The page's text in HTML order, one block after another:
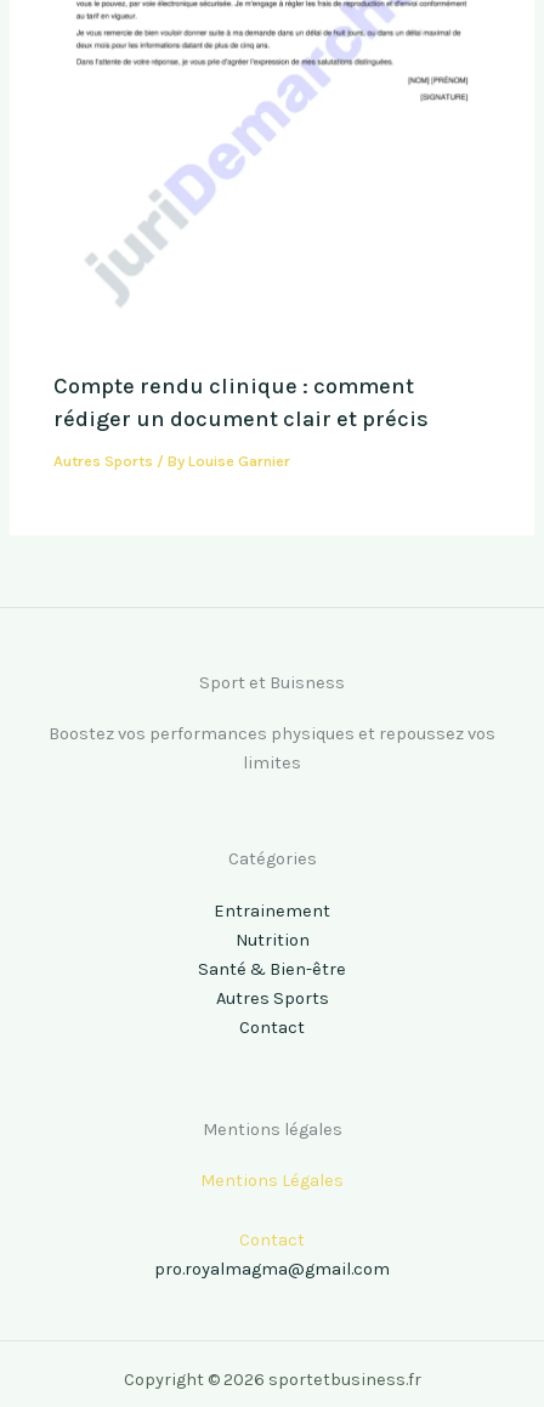
Compte rendu clinique : comment
rédiger un document clair et précis
Autres Sports / ByLouise Garnier
Sport et Buisness
Boostez vos performances physiques et repoussez vos
limites
Catégories
Entrainement
Nutrition
Santé & Bien-être
Autres Sports
Contact
Mentions légales
Mentions Légales
Contact
pro.royalmagma@gmail.com
Copyright © 2026 sportetbusiness.fr